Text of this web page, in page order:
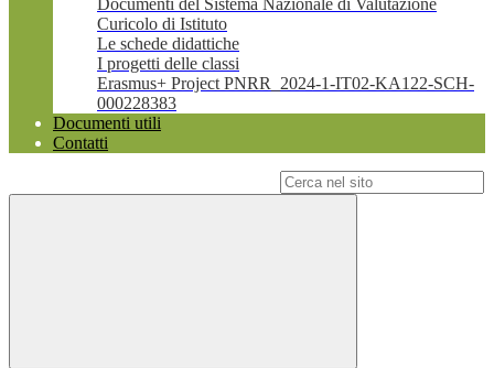
Documenti del Sistema Nazionale di Valutazione
Curicolo di Istituto
Le schede didattiche
I progetti delle classi
Erasmus+ Project PNRR_2024-1-IT02-KA122-SCH-
000228383
Documenti utili
Contatti